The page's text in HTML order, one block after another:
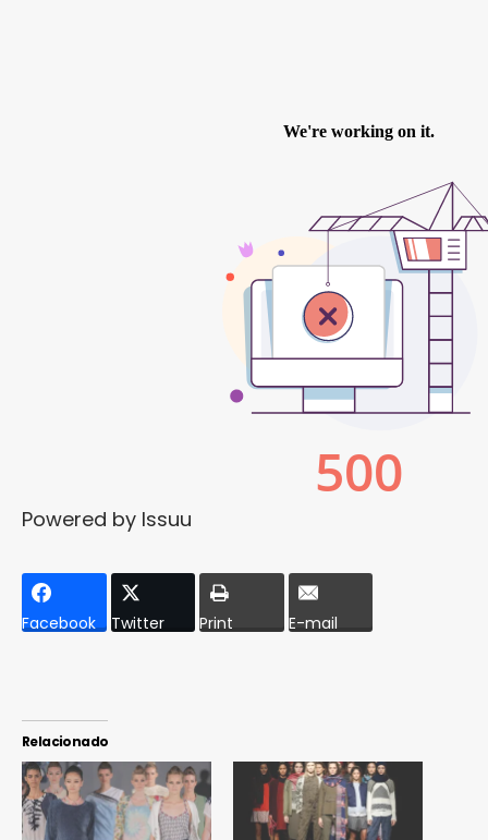
Powered by Issuu
Facebook Twitter Print E-mail
Relacionado